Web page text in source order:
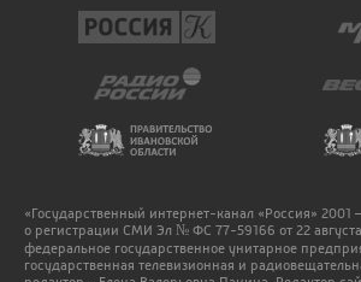
«Государственный интернет-канал «Россия» 2001
о регистрации СМИ Эл № ФС 77-59166 от 22
федеральное государственное унитарное
государственная телевизионная и